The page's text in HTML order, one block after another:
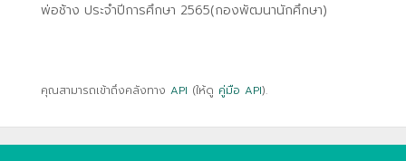
พ่อช้าง ประจำปีการศึกษา 2565(กองพัฒนานักศึกษา)
คุณสามารถเข้าถึงคลังทาง API (ให้ดู คู่มือ API).